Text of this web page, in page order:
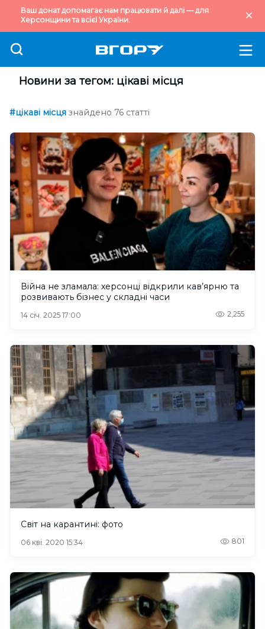
Ваш донат допомагає нам працювати й далі — для
Херсонщини та всієї України.
Новини за тегом: цікаві місця
#цікаві місця знайдено 76 статті
Війна не зламала: херсонці відкрили кав’ярню та
розвивають бізнес у складні часи
14 січ. 2025 17:00 2,255
Світ на карантині: фото
06 кві. 2020 15:34 801